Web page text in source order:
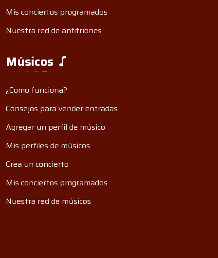
Mis conciertos programados
Nuestra red de anfitriones
Músicos
¿Como funciona?
Consejos para vender entradas
Agregar un perfil de músico
Mis perfiles de músicos
Crea un concierto
Mis conciertos programados
Nuestra red de músicos